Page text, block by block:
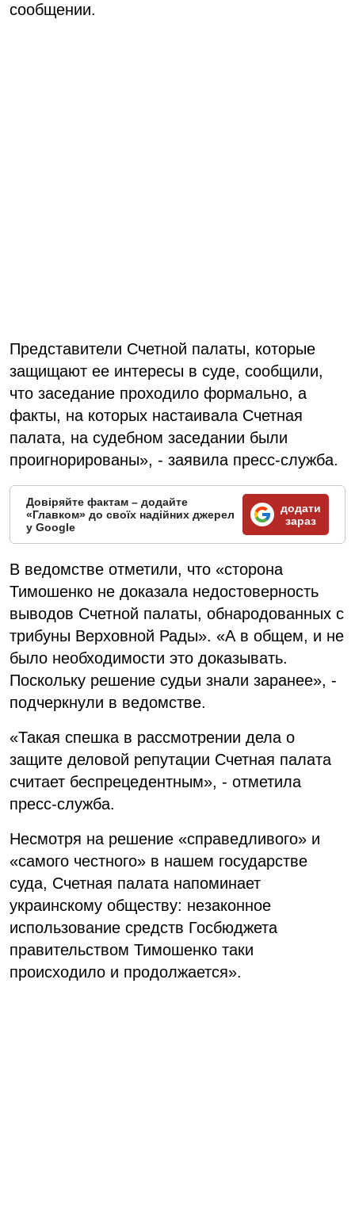
сообщении.
Представители Счетной палаты, которые
защищают ее интересы в суде, сообщили,
что заседание проходило формально, а
факты, на которых настаивала Счетная
палата, на судебном заседании были
проигнорированы», - заявила пресс-служба.
Довіряйте фактам – додайте
«Главком» до своїх надійних джерел
у Google
додати
зараз
В ведомстве отметили, что «сторона
Тимошенко не доказала недостоверность
выводов Счетной палаты, обнародованных с
трибуны Верховной Рады». «А в общем, и не
было необходимости это доказывать.
Поскольку решение судьи знали заранее», -
подчеркнули в ведомстве.
«Такая спешка в рассмотрении дела о
защите деловой репутации Счетная палата
считает беспрецедентным», - отметила
пресс-служба.
Несмотря на решение «справедливого» и
«самого честного» в нашем государстве
суда, Счетная палата напоминает
украинскому обществу: незаконное
использование средств Госбюджета
правительством Тимошенко таки
происходило и продолжается».